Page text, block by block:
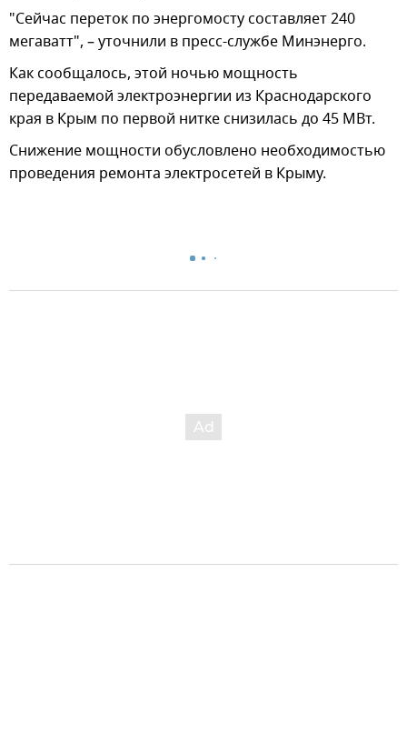
"Сейчас переток по энергомосту составляет 240
мегаватт", – уточнили в пресс-службе Минэнерго.
Как сообщалось, этой ночью мощность
передаваемой электроэнергии из Краснодарского
края в Крым по первой нитке снизилась до 45 МВт.
Снижение мощности обусловлено необходимостью
проведения ремонта электросетей в Крыму.